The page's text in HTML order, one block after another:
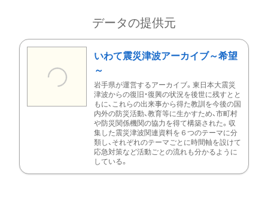
データの提供元
いわて震災津波アーカイブ～希望
～
岩手県が運営するアーカイブ。東日本大震災
津波からの復旧・復興の状況を後世に残すとと
もに、これらの出来事から得た教訓を今後の国
内外の防災活動、教育等に生かすため、市町村
や防災関係機関の協力を得て構築された。収
集した震災津波関連資料を６つのテーマに分
類し、それぞれのテーマごとに時間軸を設けて
応急対策など活動ごとの流れも分かるように
している。